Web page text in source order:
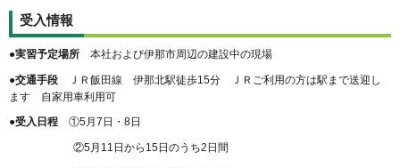
受入情報
●実習予定場所 本社および伊那市周辺の建設中の現場
●交通手段 ＪＲ飯田線 伊那北駅徒歩15分 ＪＲご利用の方は駅まで送迎し
ます 自家用車利用可
●受入日程 ①5月7日・8日
②5月11日から15日のうち2日間